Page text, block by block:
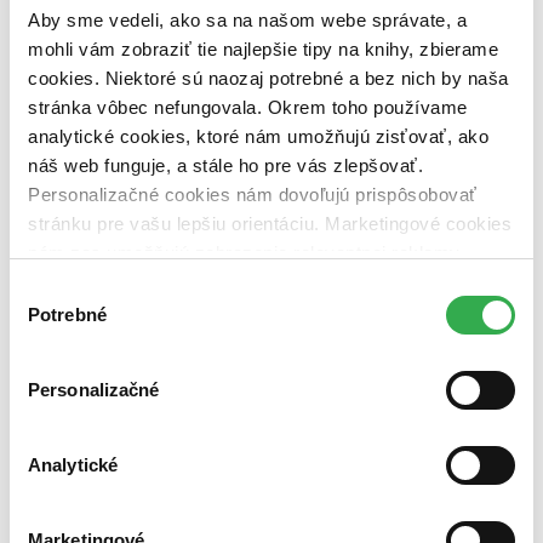
Aby sme vedeli, ako sa na našom webe správate, a
mohli vám zobraziť tie najlepšie tipy na knihy, zbierame
cookies. Niektoré sú naozaj potrebné a bez nich by naša
stránka vôbec nefungovala. Okrem toho používame
analytické cookies, ktoré nám umožňujú zisťovať, ako
náš web funguje, a stále ho pre vás zlepšovať.
Personalizačné cookies nám dovoľujú prispôsobovať
stránku pre vašu lepšiu orientáciu. Marketingové cookies
nám pomohlo, keby sme mohli používať všetky tieto
súhlasu
Potrebné
Personalizačné
Analytické
dostupná (bez vypredaných) (0 titulov)dostupná (bez
vypredaných)
Nové / čítané
nová
čítaná (0 titulov)čítaná
čítaná - výborný stav (0 titulov)čítaná - výborný stav
čítaná - mierne opotrebovaná (0 titulov)čítaná - mierne
opotrebovaná
vypredaných kníh
Zúžiť výber
Bestsellery